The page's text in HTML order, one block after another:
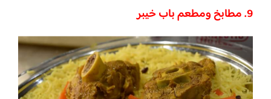
9. مطابخ ومطعم باب خيبر